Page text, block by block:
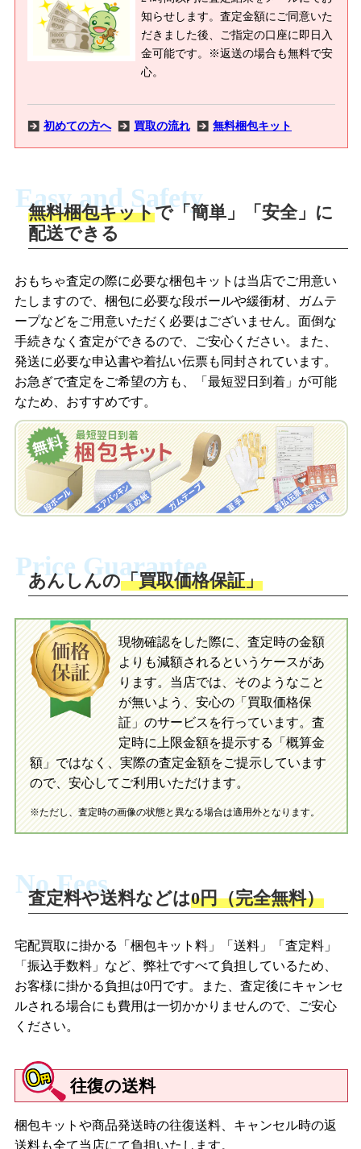
知らせします。査定金額にご同意いた
だきました後、ご指定の口座に即日入
金可能です。※返送の場合も無料で安
心。
初めての方へ 買取の流れ 無料梱包キット
商品撮影
商品を撮影して、査定フォームから画像
を送信します。
梱包キットをメールで申し込み
査定結果をメールで確認し、梱包キット
を申し込みます。梱包キットは送料無料
でお届けします。
自宅でおもちゃを発送・梱包
梱包キットに同封する発送ガイドの手順
送。当店へ無料で発送いただけます。
入金完了
当店に査定したおもちゃがご到着後、ご
指定の口座に即日入金可能です。
買取の流れ 写真の撮影方法
LINEの友だち追加・査定画像を送信
「ジョニージョイLINE査定」を友だちに
追加し、スマートフォンなどのカメラで
撮影したおもちゃの写真をトーク中に送
梱包キットをLINEで申し込み
査定結果をLINEで確認し、梱包キットを
申し込みます。梱包キットは送料無料で
お届けします。
自宅でおもちゃを発送・梱包
ださい。お電話にて集荷依頼を行い発
送。当店へ無料で発送いただけます。
当店に査定したおもちゃがご到着後、ご
指定の口座に即日入金可能です。
初めての方へ LINE査定の流れ 写真の撮影方法
Easy and Safety
無料梱包キットで「簡単」「安全」に
配送できる
おもちゃ査定の際に必要な梱包キットは当店でご用意い
たしますので、梱包に必要な段ボールや緩衝材、ガムテ
ープなどをご用意いただく必要はございません。面倒な
手続きなく査定ができるので、ご安心ください。また、
発送に必要な申込書や着払い伝票も同封されています。
お急ぎで査定をご希望の方も、「最短翌日到着」が可能
なため、おすすめです。
Price Guarantee
あんしんの「買取価格保証」
現物確認をした際に、査定時の金額
よりも減額されるというケースがあ
ります。当店では、そのようなこと
が無いよう、安心の「買取価格保
証」のサービスを行っています。査
定時に上限金額を提示する「概算金
額」ではなく、実際の査定金額をご提示しています
ので、安心してご利用いただけます。
※ただし、査定時の画像の状態と異なる場合は適用外となります。
No Fees
査定料や送料などは0円（完全無料）
宅配買取に掛かる「梱包キット料」「送料」「査定料」
「振込手数料」など、弊社ですべて負担しているため、
お客様に掛かる負担は0円です。また、査定後にキャンセ
ルされる場合にも費用は一切かかりませんので、ご安心
ください。
往復の送料
梱包キットや商品発送時の往復送料、キャンセル時の返
送料も全て当店にて負担いたします。